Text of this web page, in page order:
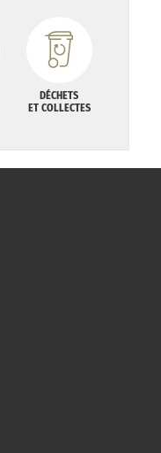
DÉCHETS
ET COLLECTES